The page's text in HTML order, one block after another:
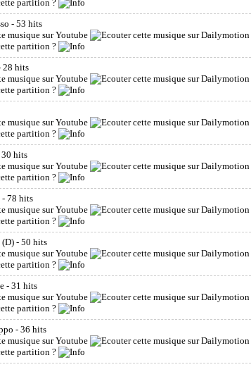
- 53 hits
28 hits
30 hits
- 78 hits
(D) - 50 hits
- 31 hits
- 36 hits